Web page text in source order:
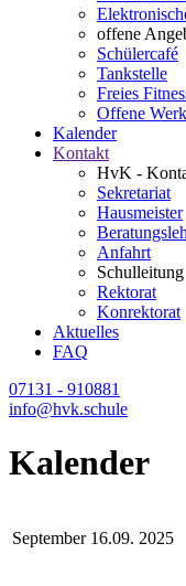
offene
Schülercafé
Tankstelle
Freies
Offene
Kalender
Kontakt
HvK -
Sekretariat
Hausmeister
Anfahrt
Schulleitung
Rektorat
Konrektorat
Aktuelles
FAQ
07131 - 910881
info@hvk.schule
Kalender
September 16.09.